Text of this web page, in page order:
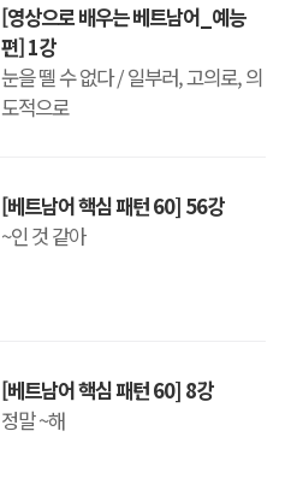
[영상으로 배우는 베트남어_예능
편] 1강
눈을 뗄 수 없다 / 일부러, 고의로, 의
도적으로
[베트남어 핵심 패턴 60] 56강
~인 것 같아
[베트남어 핵심 패턴 60] 8강
정말 ~해